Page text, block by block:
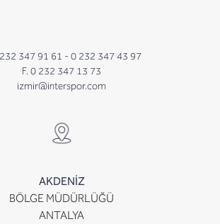
347 91 61 - 0 232 347 43 97
F. 0 232 347 13 73
izmir@interspor.com
AKDENİZ
BÖLGE MÜDÜRLÜĞÜ
ANTALYA